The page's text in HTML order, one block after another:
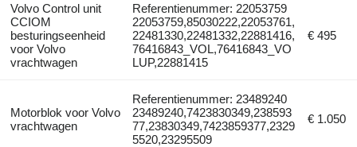
Volvo Control unit
CCIOM
besturingseenheid
voor Volvo
vrachtwagen
Referentienummer: 22053759
22053759,85030222,22053761,
22481330,22481332,22881416,
76416843_VOL,76416843_VO
LUP,22881415
€ 495
Motorblok voor Volvo
vrachtwagen
Referentienummer: 23489240
23489240,7423830349,238593
77,23830349,7423859377,2329
5520,23295509
€ 1.050